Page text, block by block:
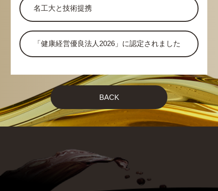
名工大と技術提携
「健康経営優良法人2026」に認定されました
BACK